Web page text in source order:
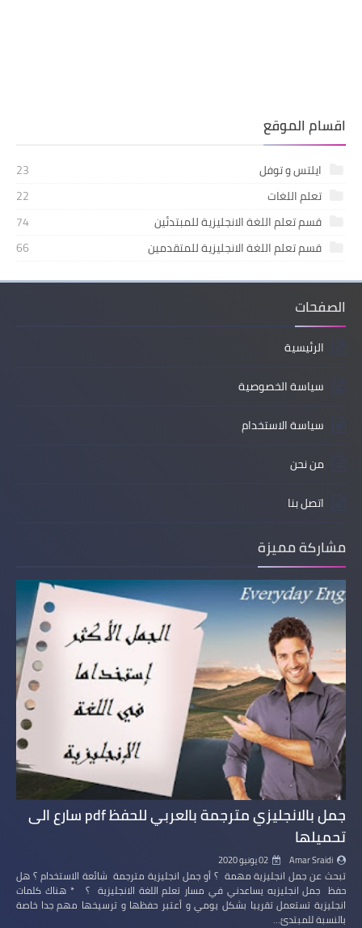
اقسام الموقع
ايلتس و توفل
23
تعلم اللغات
22
قسم تعلم اللغة الانجليزية للمبتدئين
74
قسم تعلم اللغة الانجليزية للمتقدمين
66
الصفحات
الرئيسية
سياسة الخصوصية
سياسة الاستخدام
من نحن
اتصل بنا
مشاركة مميزة
جمل بالانجليزي مترجمة بالعربي للحفظ pdf سارع الى
تحميلها
Amar Sraidi 02 يونيو 2020
تبحث عن جمل انجليزية مهمة ؟ أو جمل انجليزية مترجمة شائعة الاستخدام ؟ هل
حفظ جمل انجليزيه يساعدني في مسار تعلم اللغة الانجليزية ؟ * هناك كلمات
انجليزية تستعمل تقريبا بشكل يومي و أعتبر حفظها و ترسيخها مهم جدا خاصة
بالنسبة للمبتدئ…